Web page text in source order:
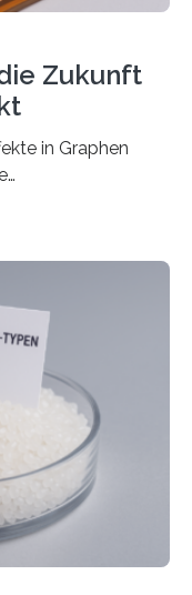
Zukunft
in Graphen
leitfähig und
und effizienten
Potenzial nun
Mal haben
gemeinsam
und der